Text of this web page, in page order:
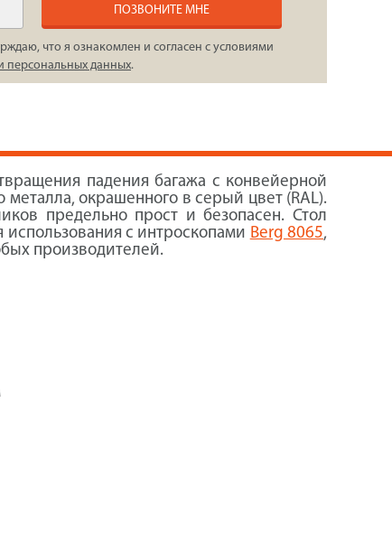
ПОЗВОНИТЕ МНЕ
что я ознакомлен и согласен с условиями
персональных данных.
падения багажа с конвейерной
окрашенного в серый цвет (RAL).
предельно прост и безопасен. Стол
использования с интроскопами Berg 8065,
производителей.